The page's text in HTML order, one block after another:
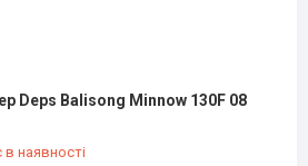
Deps Balisong Minnow 130F 08
наявності